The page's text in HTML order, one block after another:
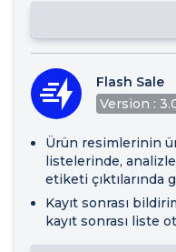
Flash Sale
Version :
Ürün resimlerinin
listelerinde,
etiketi çıktılarında
Kayıt sonrası
kayıt sonrası liste